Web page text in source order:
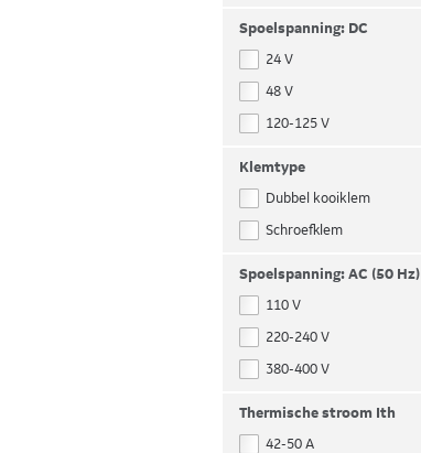
Spoelspanning: DC
24 V
48 V
120-125 V
Klemtype
Dubbel kooiklem
Schroefklem
Spoelspanning: AC (50 Hz)
110 V
220-240 V
380-400 V
Thermische stroom Ith
42-50 A